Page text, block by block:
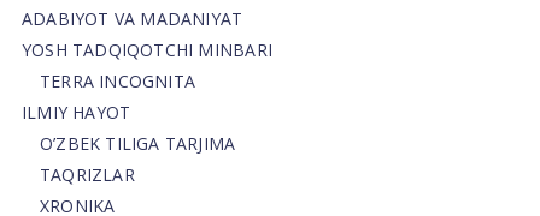
ADABIYOT VA MADANIYAT
YOSH TADQIQOTCHI MINBARI
TERRA INCOGNITA
ILMIY HAYOT
O’ZBEK TILIGA TARJIMA
TAQRIZLAR
XRONIKA